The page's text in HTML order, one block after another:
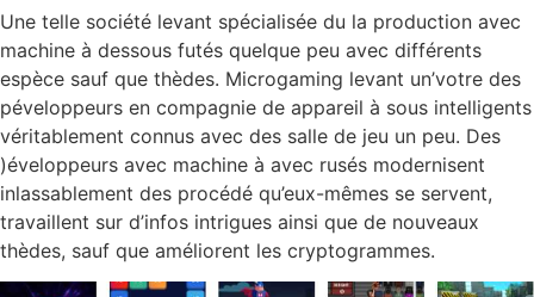
Une telle société levant spécialisée du la production avec
machine à dessous futés quelque peu avec différents
espèce sauf que thèdes. Microgaming levant un’votre des
péveloppeurs en compagnie de appareil à sous intelligents
véritablement connus avec des salle de jeu un peu. Des
)éveloppeurs avec machine à avec rusés modernisent
inlassablement des procédé qu’eux-mêmes se servent,
travaillent sur d’infos intrigues ainsi que de nouveaux
thèdes, sauf que améliorent les cryptogrammes.